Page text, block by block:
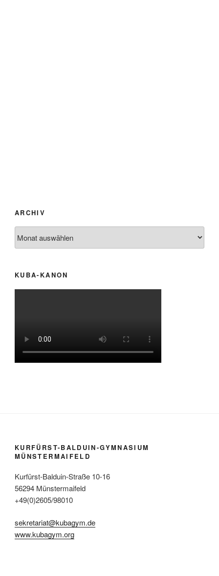
ARCHIV
KUBA-KANON
KURFÜRST-BALDUIN-GYMNASIUM
MÜNSTERMAIFELD
Kurfürst-Balduin-Straße 10-16
56294 Münstermaifeld
+49(0)2605/98010
sekretariat@kubagym.de
www.kubagym.org